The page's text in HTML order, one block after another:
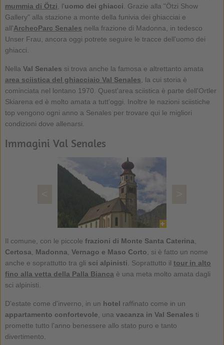
mummia di Ötzi, l'uomo dei ghiacci. Grazie alla "Ötzi Show
Gallery" alla stazione a monte della funivia dei ghiacciai e
all'ArcheoParc Senales nella frazione di Madonna, in tedesco
Unser Frau, ancora oggi potrete seguire le tracce dell'uomo dei
ghiacci.
Nella Val Senales si trova anche la famosa e altrettanto amata
area sciistica del ghiacciaio Val Senales, la cui storia è
cominciata nel lontano 1970. Quest'area sciistica è parte dell'Ortler
Skiarena ed è molto amata a tutt'oggi. Inoltre le nazioni sciistiche
top vengono ogni anno a Senales per trovare qui le migliori
condizioni dove allenarsi.
Immagini Val Senales
Il comune, con le piccole frazioni di Monte Santa Caterina,
Certosa, Madonna, Vernago e Maso Corto, si è fatto un nome
anche e soprattutto tra gli sci alpinisti. Soprattutto il tour in alto
fino alla vetta della Palla Biancaè una meta molto amata dagli
sci alpinisti.
D'estate come d'inverno, in un hotel raffinato come in un
appartamento confortevole, una vacanza in Val Senales ti
promette tutto l'anno benessere allo stato puro e tanto
divertimento.